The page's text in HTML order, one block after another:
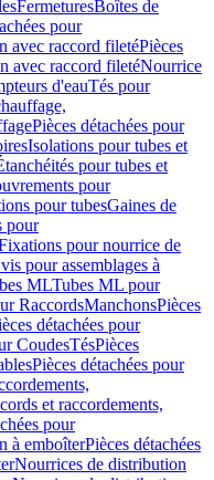
FermeturesBoîtes de
pour
avec raccord filetéPièces
avec raccord filetéNourrice
d'eauTés pour
Pièces détachées pour
Isolations pour tubes et
pour tubes et
pour
pour tubesGaines de
pour
pour nourrice de
pour assemblages à
MLTubes ML pour
RaccordsManchonsPièces
détachées pour
CoudesTésPièces
Pièces détachées pour
et raccordements,
pour
à emboîterPièces détachées
Nourrices de distribution